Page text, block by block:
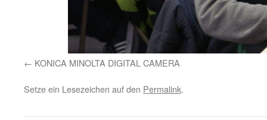
KONICA MINOLTA DIGITAL CAMERA
Setze ein Lesezeichen auf den Permalink.